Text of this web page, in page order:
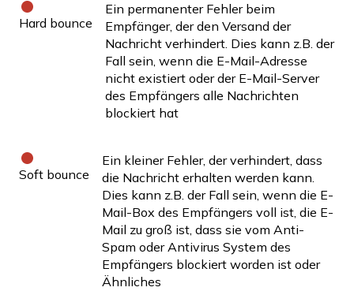
Hard bounce
Ein permanenter Fehler beim
Empfänger, der den Versand der
Nachricht verhindert. Dies kann z.B. der
Fall sein, wenn die E-Mail-Adresse
nicht existiert oder der E-Mail-Server
des Empfängers alle Nachrichten
blockiert hat
Soft bounce
Ein kleiner Fehler, der verhindert, dass
die Nachricht erhalten werden kann.
Dies kann z.B. der Fall sein, wenn die E-
Mail-Box des Empfängers voll ist, die E-
Mail zu groß ist, dass sie vom Anti-
Spam oder Antivirus System des
Empfängers blockiert worden ist oder
Ähnliches